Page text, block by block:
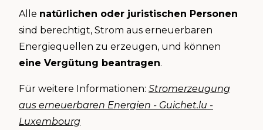
Alle natürlichen oder juristischen Personen
sind berechtigt, Strom aus erneuerbaren
Energiequellen zu erzeugen, und können
eine Vergütung beantragen.
Für weitere Informationen: Stromerzeugung
aus erneuerbaren Energien - Guichet.lu -
Luxembourg